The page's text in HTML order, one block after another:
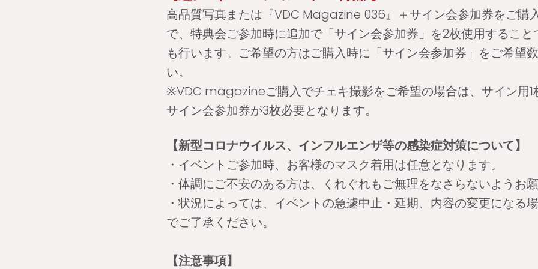
高品質写真または『VDC Magazine 036』＋サイン会参加券をご購
で、特典会ご参加時に追加で「サイン会参加券」を2枚使用すること
も行います。ご希望の方はご購入時に「サイン会参加券」をご希望
い。
※VDC magazineご購入でチェキ撮影をご希望の場合は、サイン用1
サイン会参加券が3枚必要となります。
【新型コロナウイルス、インフルエンザ等の感染症対策について】
・イベントご参加時、お客様のマスク着用は任意となります。
・体調にご不安のある方は、くれぐれもご無理をなさらないようお
・状況によっては、イベントの急遽中止・延期、内容の変更になる
でご了承ください。
【注意事項】